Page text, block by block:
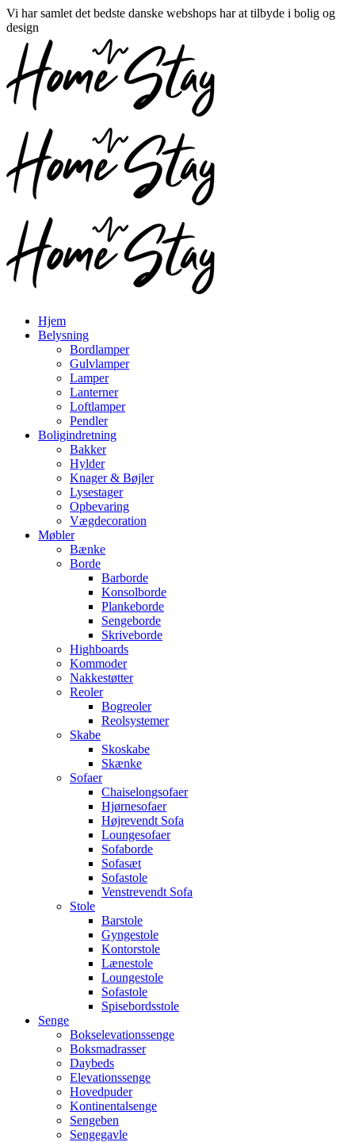
Vi har samlet det bedste danske webshops har at tilbyde i bolig og
design
Hjem
Belysning
Bordlamper
Gulvlamper
Lamper
Lanterner
Loftlamper
Pendler
Boligindretning
Bakker
Hylder
Knager & Bøjler
Lysestager
Opbevaring
Vægdecoration
Møbler
Bænke
Borde
Barborde
Konsolborde
Plankeborde
Sengeborde
Skriveborde
Highboards
Kommoder
Nakkestøtter
Reoler
Bogreoler
Reolsystemer
Skabe
Skoskabe
Skænke
Sofaer
Chaiselongsofaer
Hjørnesofaer
Højrevendt Sofa
Loungesofaer
Sofaborde
Sofasæt
Sofastole
Venstrevendt Sofa
Stole
Barstole
Gyngestole
Kontorstole
Lænestole
Loungestole
Sofastole
Spisebordsstole
Senge
Bokselevationssenge
Boksmadrasser
Daybeds
Elevationssenge
Hovedpuder
Kontinentalsenge
Sengeben
Sengegavle